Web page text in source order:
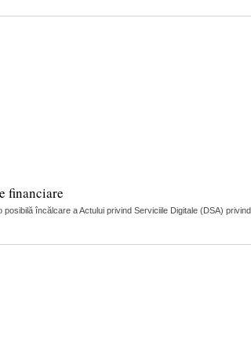
financiare
încălcare a Actului privind Serviciile Digitale (DSA) privind